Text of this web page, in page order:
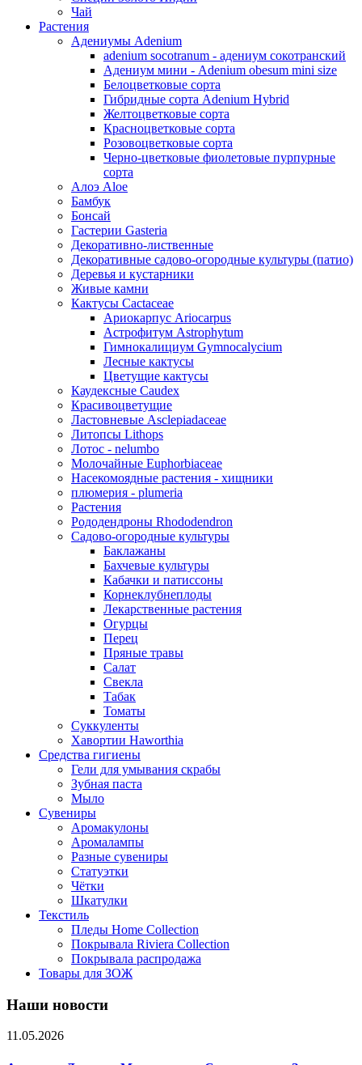
Чай
Растения
Адениумы Adenium
adenium socotranum - адениум сокотранский
Адениум мини - Adenium obesum mini size
Белоцветковые сорта
Гибридные сорта Adenium Hybrid
Желтоцветковые сорта
Красноцветковые сорта
Розовоцветковые сорта
Черно-цветковые фиолетовые пурпурные
сорта
Алоэ Aloe
Бамбук
Бонсай
Гастерии Gasteria
Декоративно-лиственные
Декоративные садово-огородные культуры (патио)
Деревья и кустарники
Живые камни
Кактусы Cactaceae
Ариокарпус Ariocarpus
Астрофитум Astrophytum
Гимнокалициум Gymnocalycium
Лесные кактусы
Цветущие кактусы
Каудексные Caudex
Красивоцветущие
Ластовневые Asclepiadaceae
Литопсы Lithops
Лотос - nelumbo
Молочайные Euphorbiaceae
Насекомоядные растения - хищники
плюмерия - plumeria
Растения
Рододендроны Rhododendron
Садово-огородные культуры
Баклажаны
Бахчевые культуры
Кабачки и патиссоны
Корнеклубнеплоды
Лекарственные растения
Огурцы
Перец
Пряные травы
Салат
Свекла
Табак
Томаты
Суккуленты
Хавортии Haworthia
Средства гигиены
Гели для умывания скрабы
Зубная паста
Мыло
Сувениры
Аромакулоны
Аромалампы
Разные сувениры
Статуэтки
Чётки
Шкатулки
Текстиль
Пледы Home Collection
Покрывала Riviera Collection
Покрывала распродажа
Товары для ЗОЖ
Наши новости
11.05.2026